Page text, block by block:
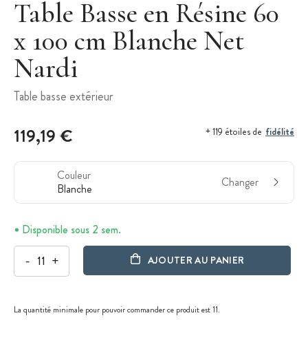
Table Basse en Résine 60
x 100 cm Blanche Net
Nardi
Table basse extérieur
119,19 € + 119 étoiles de fidélité
Couleur
Blanche
Changer
Disponible sous 2 sem.
- + AJOUTER AU PANIER
La quantité minimale pour pouvoir commander ce produit est 11.